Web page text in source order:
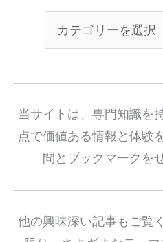
当サイトは、専門知識を
点で価値ある情報と体験
問とブックマークを
他の興味深い記事もご覧